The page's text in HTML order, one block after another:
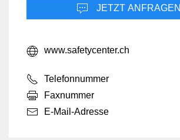
JETZT ANFRAGEN
www.safetycenter.ch
Telefonnummer
Faxnummer
E-Mail-Adresse